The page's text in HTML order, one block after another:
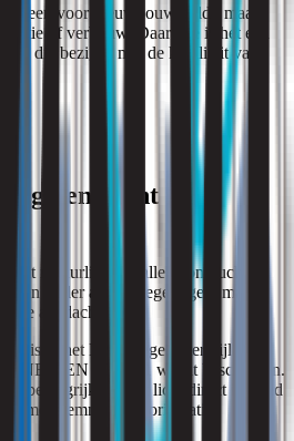
alleen voor nieuwbouw geldt, maar
of verbouw. Daarmee is het een
die bezig is met de kwaliteit van
licht en
natuurlijk niet alleen om lucht en
onder andere regelingen, maar
alle aandacht:
is in het Bbl geregeld, terwijl
NEN-EN 12464-1 wordt beschreven.
belangrijk, omdat licht direct invloed
stemming en oriëntatie.